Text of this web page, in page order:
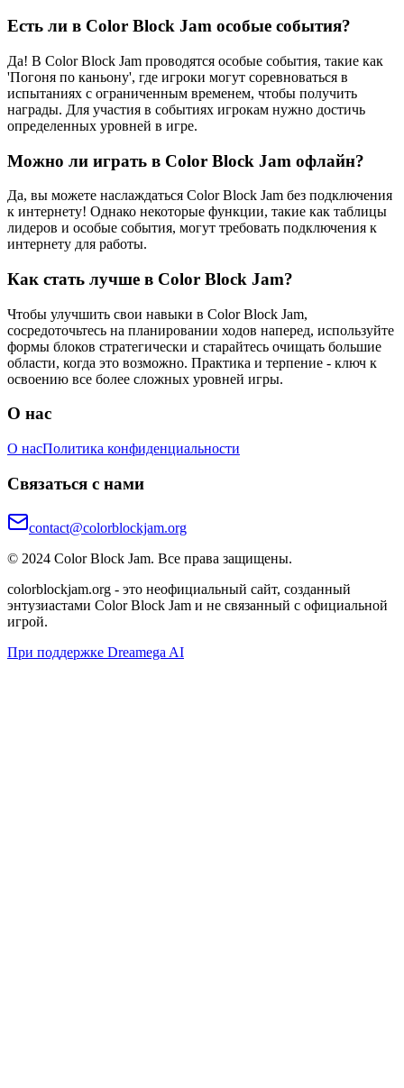
Есть ли в Color Block Jam особые события?
Да! В Color Block Jam проводятся особые события, такие как
'Погоня по каньону', где игроки могут соревноваться в
испытаниях с ограниченным временем, чтобы получить
награды. Для участия в событиях игрокам нужно достичь
определенных уровней в игре.
Можно ли играть в Color Block Jam офлайн?
Да, вы можете наслаждаться Color Block Jam без подключения
к интернету! Однако некоторые функции, такие как таблицы
лидеров и особые события, могут требовать подключения к
интернету для работы.
Как стать лучше в Color Block Jam?
Чтобы улучшить свои навыки в Color Block Jam,
сосредоточьтесь на планировании ходов наперед, используйте
формы блоков стратегически и старайтесь очищать большие
области, когда это возможно. Практика и терпение - ключ к
освоению все более сложных уровней игры.
О нас
О насПолитика конфиденциальности
Связаться с нами
contact@colorblockjam.org
© 2024 Color Block Jam. Все права защищены.
colorblockjam.org - это неофициальный сайт, созданный
энтузиастами Color Block Jam и не связанный с официальной
игрой.
При поддержке Dreamega AI